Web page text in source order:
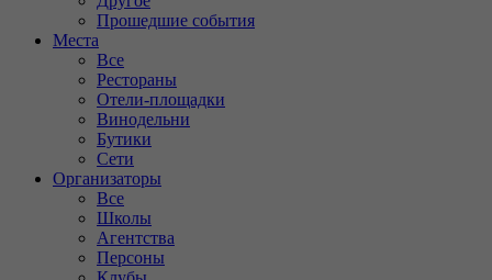
Прошедшие события
Места
Все
Рестораны
Отели-площадки
Винодельни
Бутики
Сети
Организаторы
Все
Школы
Агентства
Персоны